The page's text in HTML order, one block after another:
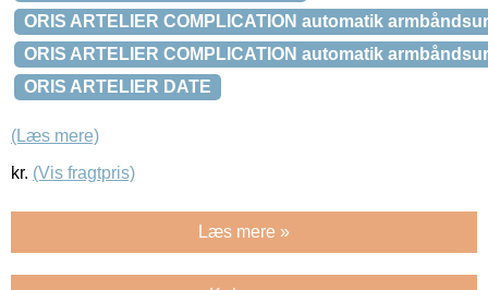
ORIS ARTELIER COMPLICATION automatik
ORIS ARTELIER COMPLICATION automatik
ORIS ARTELIER DATE
(Læs mere)
kr. (Vis fragtpris)
Læs mere »